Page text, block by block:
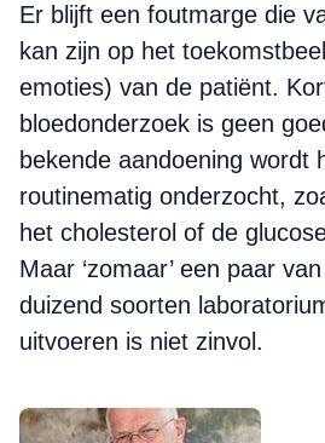
Er blijft een foutmarge die
kan zijn op het
emoties) van de patiënt.
bloedonderzoek is geen
bekende aandoening wordt
routinematig onderzocht,
het cholesterol of de
Maar ‘zomaar’ een paar
duizend soorten
uitvoeren is niet zinvol.